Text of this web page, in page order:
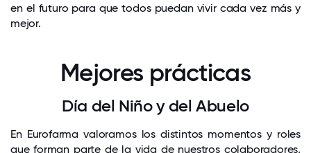
en el futuro para que todos puedan vivir cada vez más y
mejor.
Mejores prácticas
Día del Niño y del Abuelo
En Eurofarma valoramos los distintos momentos y roles
que forman parte de la vida de nuestros colaboradores,